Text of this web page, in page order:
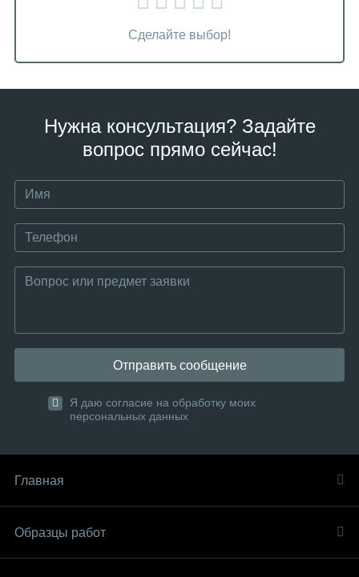
Сделайте выбор!
Нужна консультация? Задайте
вопрос прямо сейчас!
Отправить сообщение
Я даю согласие на обработку моих
персональных данных
Главная
Образцы работ